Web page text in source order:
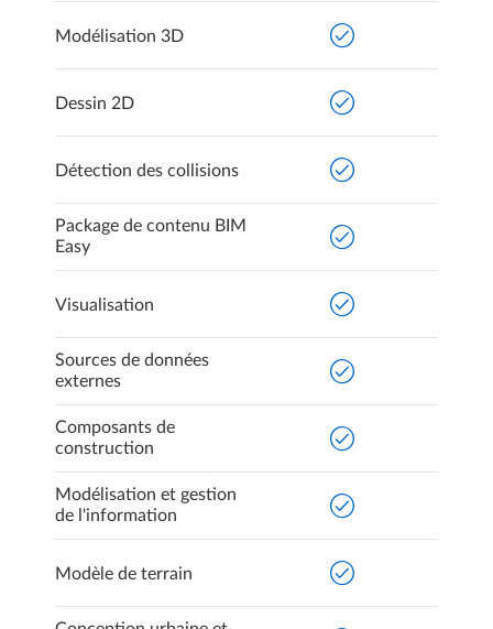
Modélisation 3D
Dessin 2D
Détection des collisions
Package de contenu BIM
Easy
Visualisation
Sources de données
externes
Composants de
construction
Modélisation et gestion
de l'information
Modèle de terrain